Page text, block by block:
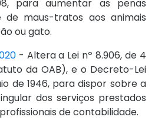
para aumentar as penas
de maus-tratos aos animais
ou gato.
- Altera a Lei nº 8.906, de 4
da OAB), e o Decreto-Lei
de 1946, para dispor sobre a
dos serviços prestados
de contabilidade.